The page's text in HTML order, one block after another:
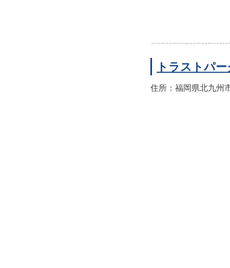
トラストパ
住所：福岡県北九州